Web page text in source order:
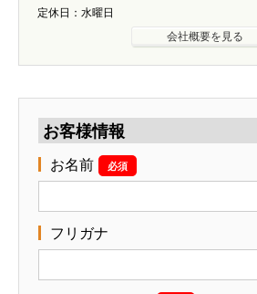
定休日：水曜日
会社概要を見る
お客様情報
お名前 必須
フリガナ